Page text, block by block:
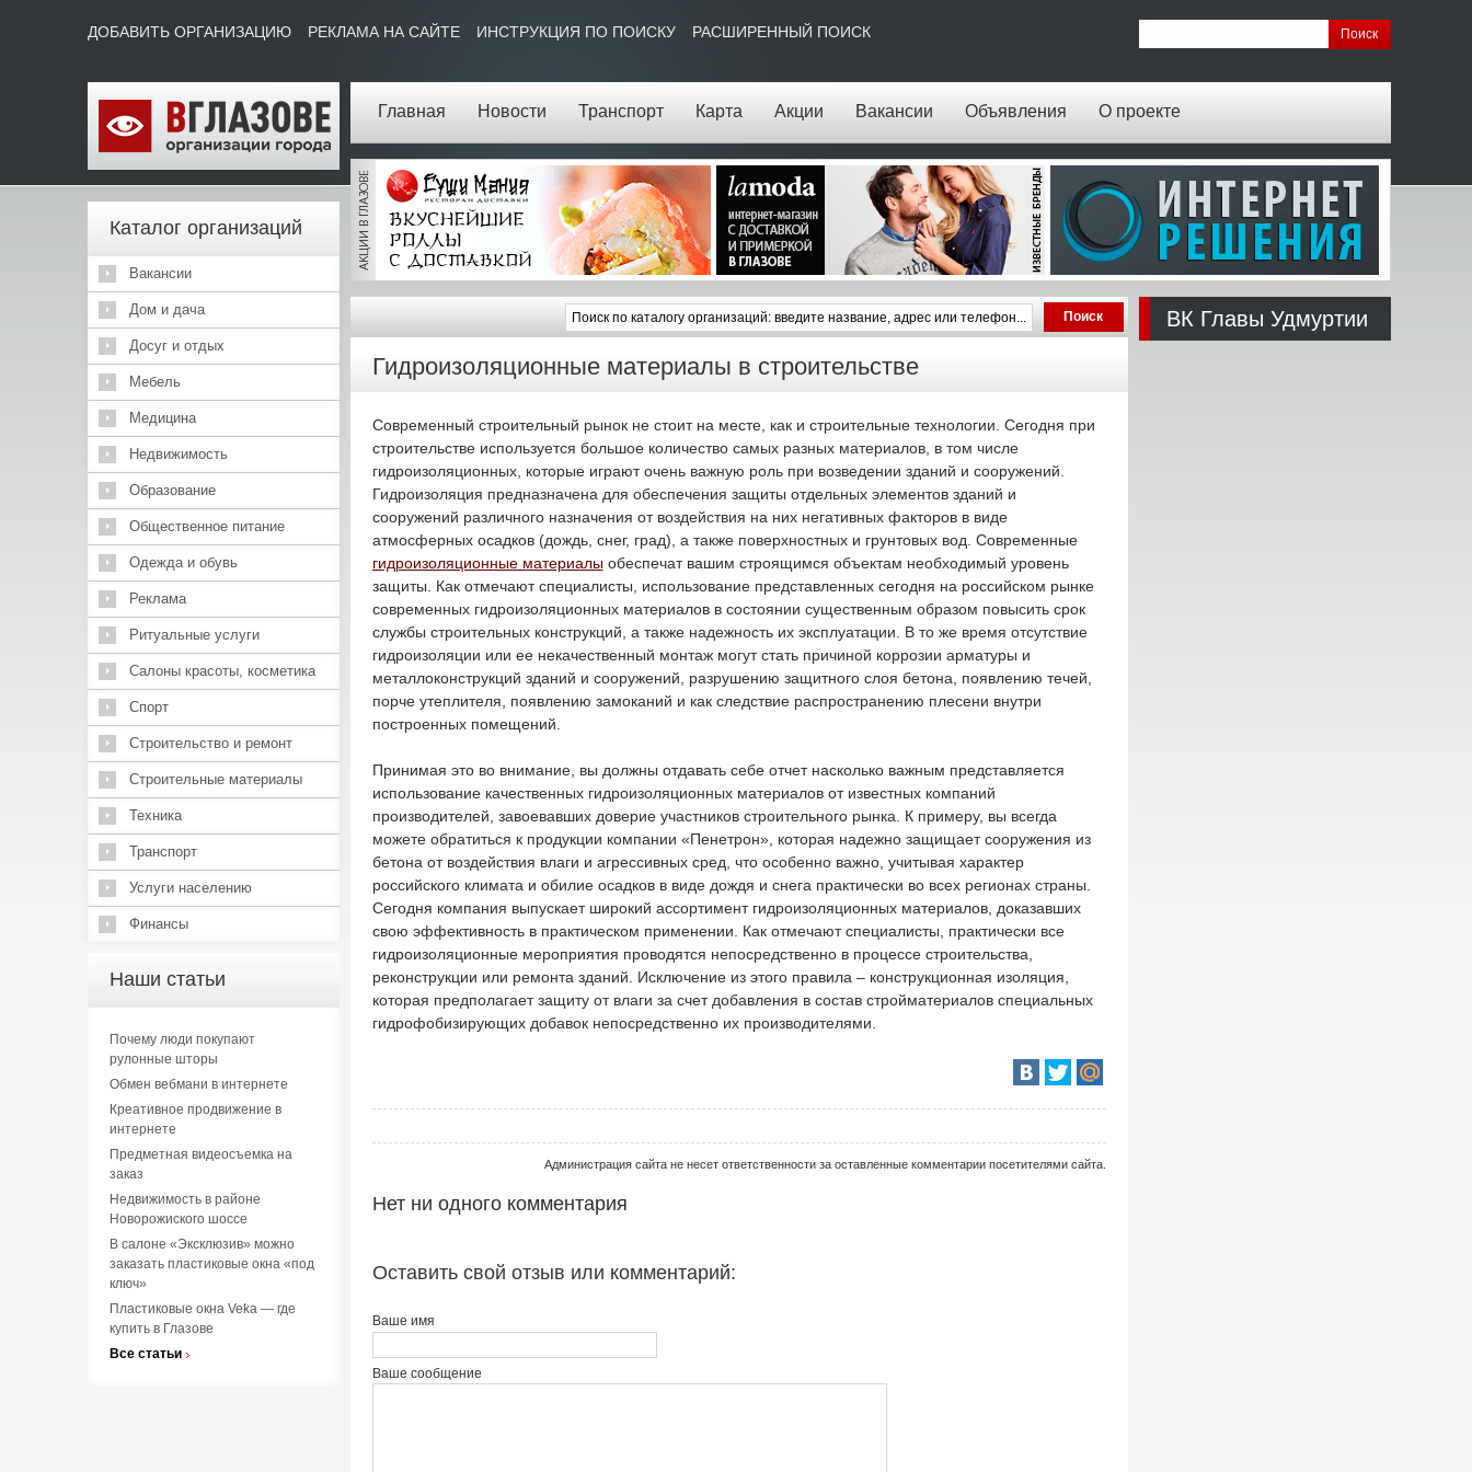
Главная Новости Транспорт Карта Акции Вакансии Объявления О проекте
ДОБАВИТЬ ОРГАНИЗАЦИЮ РЕКЛАМА НА САЙТЕ ИНСТРУКЦИЯ ПО ПОИСКУ РАСШИРЕННЫЙ ПОИСК
Каталог организаций
Вакансии
Дом и дача
Досуг и отдых
Мебель
Медицина
Недвижимость
Образование
Общественное питание
Одежда и обувь
Реклама
Ритуальные услуги
Салоны красоты, косметика
Спорт
Строительство и ремонт
Строительные материалы
Техника
Транспорт
Услуги населению
Финансы
Наши статьи
Почему люди покупают
рулонные шторы
Обмен вебмани в интернете
Креативное продвижение в
интернете
Предметная видеосъемка на
заказ
Недвижимость в районе
Новорожиского шоссе
В салоне «Эксклюзив» можно
заказать пластиковые окна «под
ключ»
Пластиковые окна Veka — где
купить в Глазове
Все статьи
Гидроизоляционные материалы в строительстве
Современный строительный рынок не стоит на месте, как и строительные технологии. Сегодня при
строительстве используется большое количество самых разных материалов, в том числе
гидроизоляционных, которые играют очень важную роль при возведении зданий и сооружений.
Гидроизоляция предназначена для обеспечения защиты отдельных элементов зданий и
сооружений различного назначения от воздействия на них негативных факторов в виде
атмосферных осадков (дождь, снег, град), а также поверхностных и грунтовых вод. Современные
гидроизоляционные материалыобеспечат вашим строящимся объектам необходимый уровень
защиты. Как отмечают специалисты, использование представленных сегодня на российском рынке
современных гидроизоляционных материалов в состоянии существенным образом повысить срок
службы строительных конструкций, а также надежность их эксплуатации. В то же время отсутствие
гидроизоляции или ее некачественный монтаж могут стать причиной коррозии арматуры и
металлоконструкций зданий и сооружений, разрушению защитного слоя бетона, появлению течей,
порче утеплителя, появлению замоканий и как следствие распространению плесени внутри
построенных помещений.
Принимая это во внимание, вы должны отдавать себе отчет насколько важным представляется
использование качественных гидроизоляционных материалов от известных компаний
производителей, завоевавших доверие участников строительного рынка. К примеру, вы всегда
можете обратиться к продукции компании «Пенетрон», которая надежно защищает сооружения из
бетона от воздействия влаги и агрессивных сред, что особенно важно, учитывая характер
российского климата и обилие осадков в виде дождя и снега практически во всех регионах страны.
Сегодня компания выпускает широкий ассортимент гидроизоляционных материалов, доказавших
свою эффективность в практическом применении. Как отмечают специалисты, практически все
гидроизоляционные мероприятия проводятся непосредственно в процессе строительства,
реконструкции или ремонта зданий. Исключение из этого правила – конструкционная изоляция,
которая предполагает защиту от влаги за счет добавления в состав стройматериалов специальных
гидрофобизирующих добавок непосредственно их производителями.
Администрация сайта не несет ответственности за оставленные комментарии посетителями сайта.
Нет ни одного комментария
Оставить свой отзыв или комментарий:
Ваше имя
Ваше сообщение
ВК Главы Удмуртии